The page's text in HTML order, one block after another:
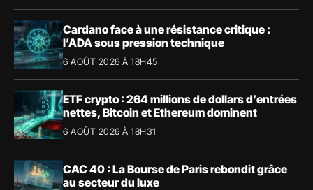
Cardano face à une résistance critique :
l’ADA sous pression technique
6 AOÛT 2026 À 18H45
ETF crypto : 264 millions de dollars d’entrées
nettes, Bitcoin et Ethereum dominent
6 AOÛT 2026 À 18H31
CAC 40 : La Bourse de Paris rebondit grâce
au secteur du luxe